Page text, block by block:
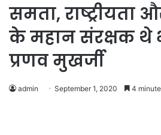
समता, राष्ट्रीयता
के महान संरक्षक थे
प्रणव मुखर्जी
admin September 1, 2020 4